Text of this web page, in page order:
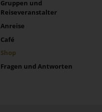
Gruppen und
Reiseveranstalter
Anreise
Café
Shop
Fragen und Antworten